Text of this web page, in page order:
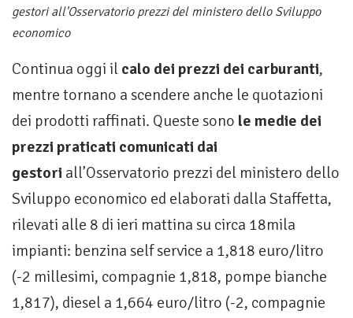
gestori all'Osservatorio prezzi del ministero dello Sviluppo
economico
Continua oggi il calo dei prezzi dei carburanti,
mentre tornano a scendere anche le quotazioni
dei prodotti raffinati. Queste sono le medie dei
prezzi praticati comunicati dai
gestori all’Osservatorio prezzi del ministero dello
Sviluppo economico ed elaborati dalla Staffetta,
rilevati alle 8 di ieri mattina su circa 18mila
impianti: benzina self service a 1,818 euro/litro
(-2 millesimi, compagnie 1,818, pompe bianche
1,817), diesel a 1,664 euro/litro (-2, compagnie